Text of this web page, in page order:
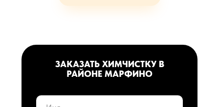
ЗАКАЗАТЬ ХИМЧИСТКУ В
РАЙОНЕ МАРФИНО